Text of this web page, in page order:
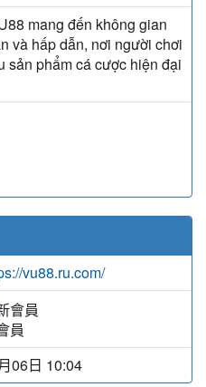
mang đến không gian
và hấp dẫn, nơi người chơi
sản phẩm cá cược hiện đại
vu88.ru.com/
員
06日 10:04